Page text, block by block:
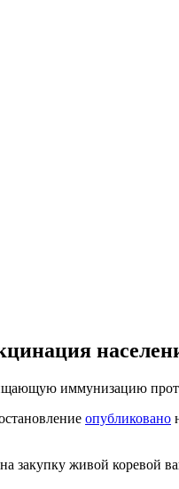
иммунизацию
опубликовано
закупку живой коревой